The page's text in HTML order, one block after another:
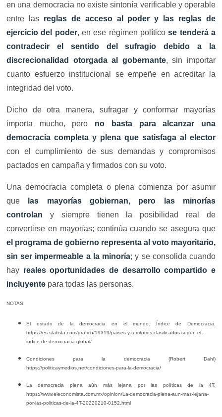
en una democracia no existe sintonía verificable y operable
entre las reglas de acceso al poder y las reglas de
ejercicio del poder, en ese régimen políticose tenderá a
contradecir el sentido del sufragio debido a la
discrecionalidad otorgada al gobernante, sin importar
cuanto esfuerzo institucional se empeñe en acreditar la
integridad del voto.
Dicho de otra manera, sufragar y conformar mayorías
importa mucho, pero no basta para alcanzar una
democracia completa y plena que satisfaga al elector
con el cumplimiento de sus demandas y compromisos
pactados en campaña y firmados con su voto.
Una democracia completa o plena comienza por asumir
que
las mayorías gobiernan, pero las minorías
controlan y siempre tienen la posibilidad real de
convertirse en mayorías; continúa cuando se asegura que
el programa de gobierno representa al voto mayoritario,
sin ser impermeable a la minoría; y se consolida cuando
hay reales oportunidades de desarrollo compartido e
incluyente para todas las personas.
NOTAS
El estado de la democracia en el mundo. Índice de Democracia.
https://es.statista.com/grafico/19319/paises-y-territorios-clasificados-segun-el-
indice-de-democracia-global/
Condiciones para la democracia (Robert Dahl)
https://politicaymedios.net/condiciones-para-la-democracia/
La democracia plena aún más lejana por las políticas de la 4T.
https://www.eleconomista.com.mx/opinion/La-democracia-plena-aun-mas-lejana-
por-las-politicas-de-la-4T-20220210-0152.html